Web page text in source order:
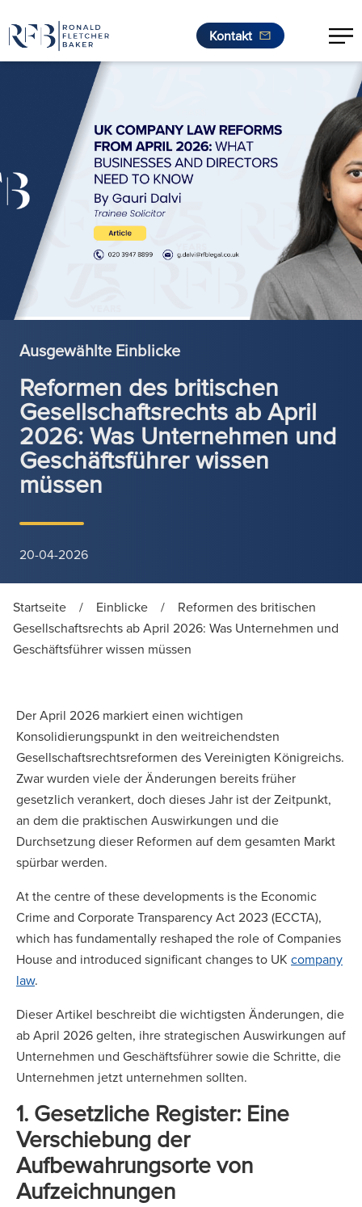
Zum Inhalt springen
Kontakt
Ausgewählte Einblicke
Reformen des britischen
Gesellschaftsrechts ab April
2026: Was Unternehmen und
Geschäftsführer wissen
müssen
20-04-2026
Startseite / Einblicke /
Reformen des britischen
Gesellschaftsrechts ab April 2026: Was Unternehmen und
Geschäftsführer wissen müssen
Der April 2026 markiert einen wichtigen
Konsolidierungspunkt in den weitreichendsten
Gesellschaftsrechtsreformen des Vereinigten Königreichs.
Zwar wurden viele der Änderungen bereits früher
gesetzlich verankert, doch dieses Jahr ist der Zeitpunkt,
an dem die praktischen Auswirkungen und die
Durchsetzung dieser Reformen auf dem gesamten Markt
spürbar werden.
At the centre of these developments is the Economic
Crime and Corporate Transparency Act 2023 (ECCTA),
which has fundamentally reshaped the role of Companies
House and introduced significant changes to UK company
law.
Dieser Artikel beschreibt die wichtigsten Änderungen, die
ab April 2026 gelten, ihre strategischen Auswirkungen auf
Unternehmen und Geschäftsführer sowie die Schritte, die
Unternehmen jetzt unternehmen sollten.
1. Gesetzliche Register: Eine
Verschiebung der
Aufbewahrungsorte von
Aufzeichnungen